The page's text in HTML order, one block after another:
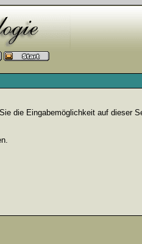
die Eingabemöglichkeit auf dieser